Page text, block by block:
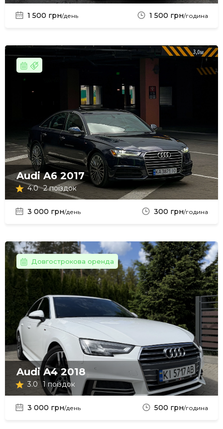
1 500 грн/день 1 500 грн/година
Audi A6 2017
4.0 2 поїздок
3 000 грн/день 300 грн/година
Довгострокова оренда
Audi A4 2018
3.0 1 поїздок
3 000 грн/день 500 грн/година